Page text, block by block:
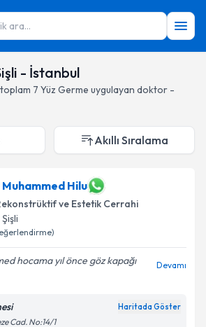
ara...
- İstanbul
7 Yüz Germe uygulayan doktor -
Akıllı Sıralama
Muhammed Hilu
ve Estetik Cerrahi
Şişli
hocama yıl önce göz kapağı
Devamı
Haritada Göster
Cad. No:14/1